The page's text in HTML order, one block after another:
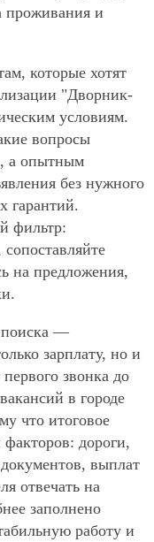
проживания и
которые хотят
"Дворник-
условиям.
вопросы
а опытным
без нужного
гарантий.
фильтр:
на предложения,
поиска —
зарплату, но и
звонка до
в городе
что итоговое
дороги,
выплат
отвечать на
заполнено
работу и